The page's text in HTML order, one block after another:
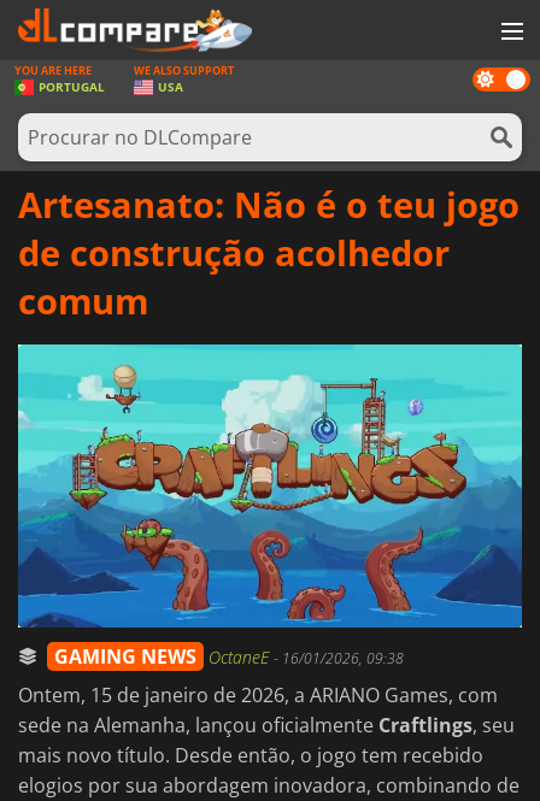
JOGOS
GAME CARDS
SOFTWARE
ENTRAR OU REGISTAR
Dark
mode
YOU ARE HERE
PORTUGAL
WE ALSO SUPPORT
USA
Artesanato: Não é o teu jogo
de construção acolhedor
comum
GAMING NEWS OctaneE- 16/01/2026, 09:38
Ontem, 15 de janeiro de 2026, a ARIANO Games, com
sede na Alemanha, lançou oficialmente Craftlings, seu
mais novo título. Desde então, o jogo tem recebido
elogios por sua abordagem inovadora, combinando de